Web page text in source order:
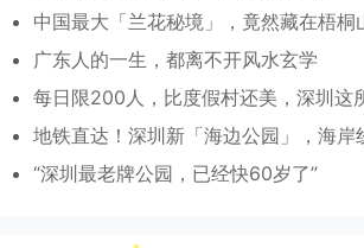
中国最大「兰花秘境」，竟然藏在梧桐
广东人的一生，都离不开风水玄学
每日限200人，比度假村还美，深圳这
地铁直达！深圳新「海边公园」，海岸
“深圳最老牌公园，已经快60岁了”